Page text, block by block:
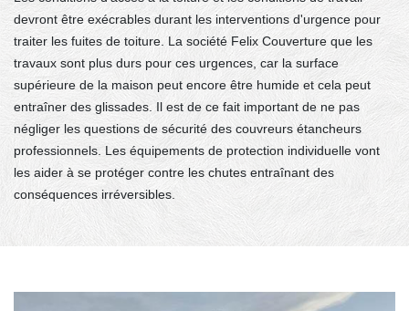
devront être exécrables durant les interventions d'urgence pour
traiter les fuites de toiture. La société Felix Couverture que les
travaux sont plus durs pour ces urgences, car la surface
supérieure de la maison peut encore être humide et cela peut
entraîner des glissades. Il est de ce fait important de ne pas
négliger les questions de sécurité des couvreurs étancheurs
professionnels. Les équipements de protection individuelle vont
les aider à se protéger contre les chutes entraînant des
conséquences irréversibles.